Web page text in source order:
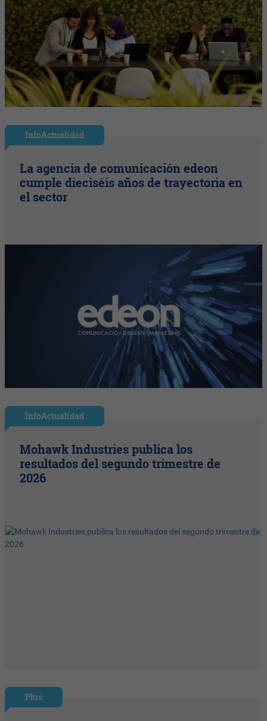
InfoActualidad
La agencia de comunicación edeon
cumple dieciséis años de trayectoria en
el sector
InfoActualidad
Mohawk Industries publica los
resultados del segundo trimestre de
2026
Plus